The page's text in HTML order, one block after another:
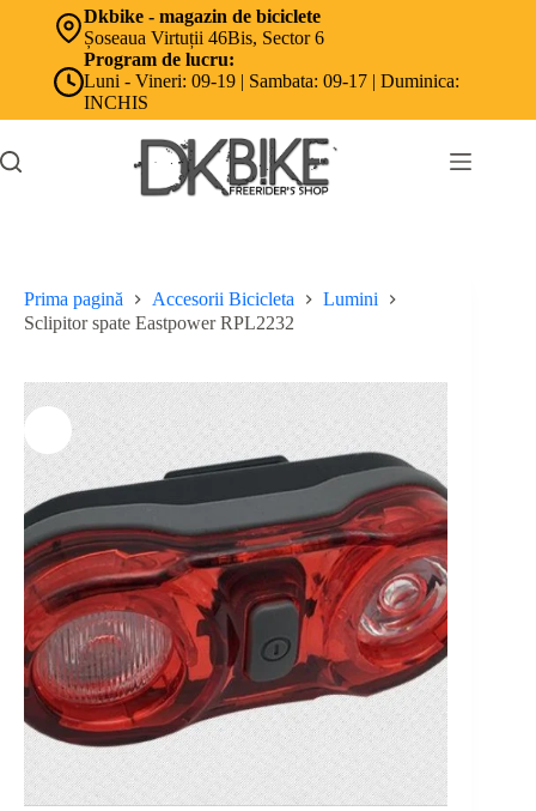
Dkbike - magazin de biciclete
Șoseaua Virtuții 46Bis, Sector 6
Program de lucru:
Luni - Vineri: 09-19 | Sambata: 09-17 | Duminica:
INCHIS
Prima pagină Accesorii Bicicleta
Lumini
Sclipitor spate Eastpower RPL2232